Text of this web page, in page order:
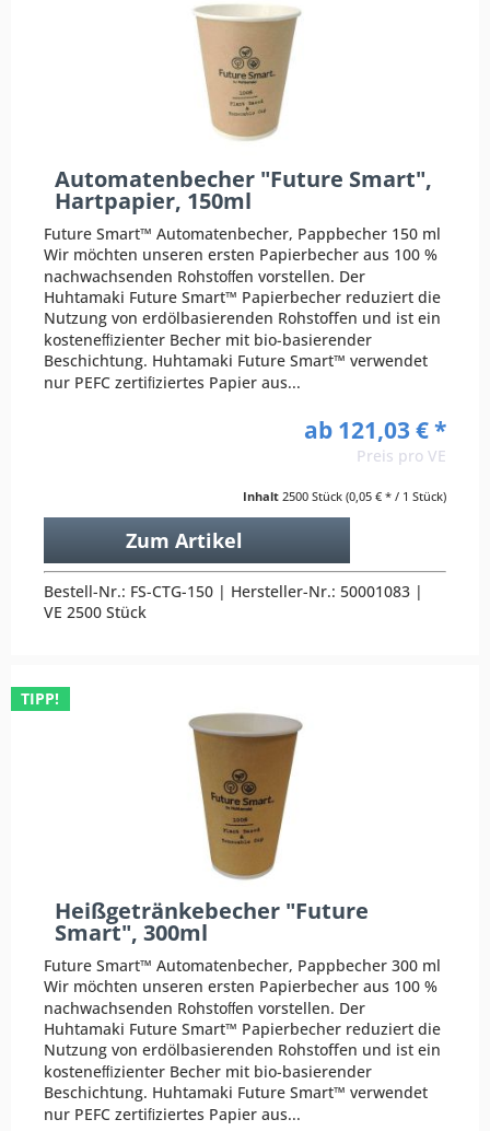
Automatenbecher "Future Smart",
Hartpapier, 150ml
Future Smart™ Automatenbecher, Pappbecher 150 ml
Wir möchten unseren ersten Papierbecher aus 100 %
nachwachsenden Rohstoﬀen vorstellen. Der
Huhtamaki Future Smart™ Papierbecher reduziert die
Nutzung von erdölbasierenden Rohstoffen und ist ein
kosteneﬃzienter Becher mit bio-basierender
Beschichtung. Huhtamaki Future Smart™ verwendet
nur PEFC zertiﬁziertes Papier aus...
ab 121,03 € *
Preis pro VE
Inhalt 2500 Stück (0,05 € * / 1 Stück)
Zum Artikel
Bestell-Nr.: FS-CTG-150 | Hersteller-Nr.: 50001083 |
VE 2500 Stück
TIPP!
Heißgetränkebecher "Future
Smart", 300ml
Future Smart™ Automatenbecher, Pappbecher 300 ml
Wir möchten unseren ersten Papierbecher aus 100 %
nachwachsenden Rohstoﬀen vorstellen. Der
Huhtamaki Future Smart™ Papierbecher reduziert die
Nutzung von erdölbasierenden Rohstoffen und ist ein
kosteneﬃzienter Becher mit bio-basierender
Beschichtung. Huhtamaki Future Smart™ verwendet
nur PEFC zertiﬁziertes Papier aus...